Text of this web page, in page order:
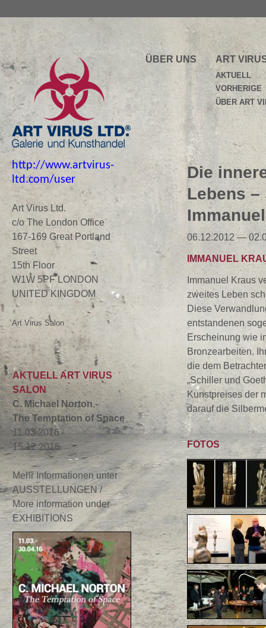
http://www.artvirus-
ltd.com/user
Art Virus Ltd.
c/o The London Office
167-169 Great Portland
Street
15th Floor
W1W 5PF LONDON
UNITED KINGDOM
Art Virus Salon
AKTUELL ART VIRUS
SALON
C. Michael Norton -
The Temptation of Space
11.03.2016 -
15.12.2016
Mehr Informationen unter
AUSSTELLUNGEN /
More information under
EXHIBITIONS
ÜBER UNS ART
AKTUELL
VORHERIGE
ÜBER ART
Die
Lebens
06.12.2012 —
IMMANUEL
Immanuel Kraus
zweites Leben
Diese
entstandenen
Erscheinung wie
Bronzearbeiten.
die dem
„Schiller und
Kunstpreises der
darauf die
FOTOS